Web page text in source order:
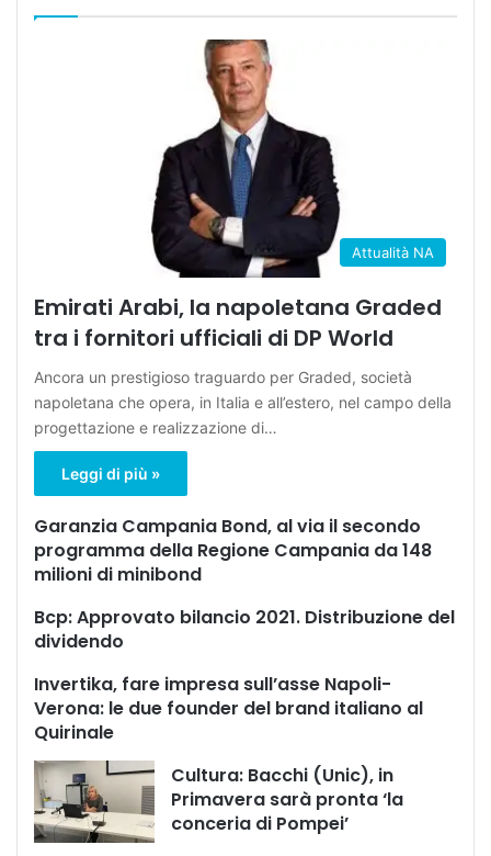
Attualità NA
Emirati Arabi, la napoletana Graded
tra i fornitori ufficiali di DP World
Ancora un prestigioso traguardo per Graded, società
napoletana che opera, in Italia e all’estero, nel campo della
progettazione e realizzazione di…
Leggi di più »
Garanzia Campania Bond, al via il secondo
programma della Regione Campania da 148
milioni di minibond
Bcp: Approvato bilancio 2021. Distribuzione del
dividendo
Invertika, fare impresa sull’asse Napoli-
Verona: le due founder del brand italiano al
Quirinale
Cultura: Bacchi (Unic), in
Primavera sarà pronta ‘la
conceria di Pompei’